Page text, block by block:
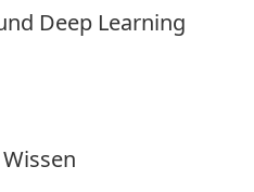
Deep Learning
Wissen